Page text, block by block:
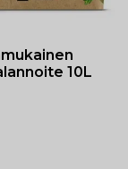
10L